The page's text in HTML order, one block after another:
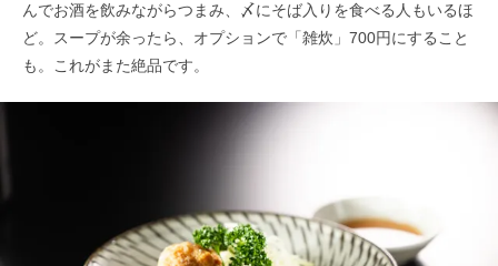
んでお酒を飲みながらつまみ、〆にそば入りを食べる人もいるほ
ど。スープが余ったら、オプションで「雑炊」700円にすること
も。これがまた絶品です。